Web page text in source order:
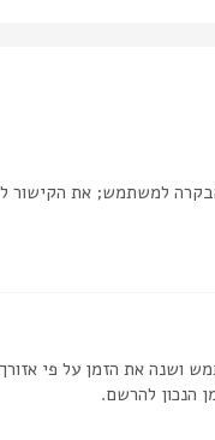
למשתמש; את הקישור
את הזמן על פי אזורך,
הנכון להרשם.